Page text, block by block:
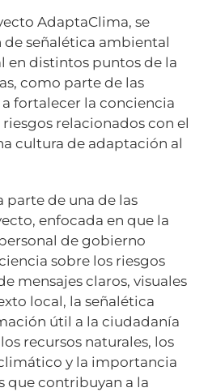
AdaptaClima, se
señalética ambiental
en distintos puntos de la
como parte de las
fortalecer la conciencia
relacionados con el
cultura de adaptación al
parte de una de las
enfocada en que la
de gobierno
sobre los riesgos
mensajes claros, visuales
local, la señalética
útil a la ciudadanía
recursos naturales, los
y la importancia
que contribuyan a la